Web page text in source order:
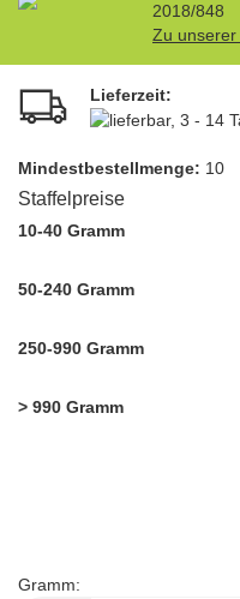
2018/848
Zu
Lieferzeit:
Mindest­bestellmenge: 10
Staffelpreise
10-40 Gramm
50-240 Gramm
250-990 Gramm
> 990 Gramm
Gramm: